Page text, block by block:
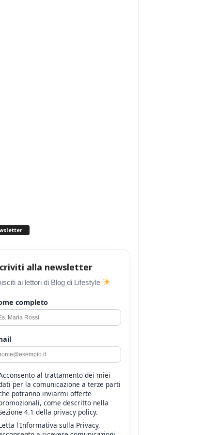
alla newsletter
ai lettori di Blog di Lifestyle
completo
al trattamento dei miei
per la comunicazione a terze parti
potranno inviarmi offerte
come descritto nella
4.1 della privacy policy.
l'Informativa sulla Privacy,